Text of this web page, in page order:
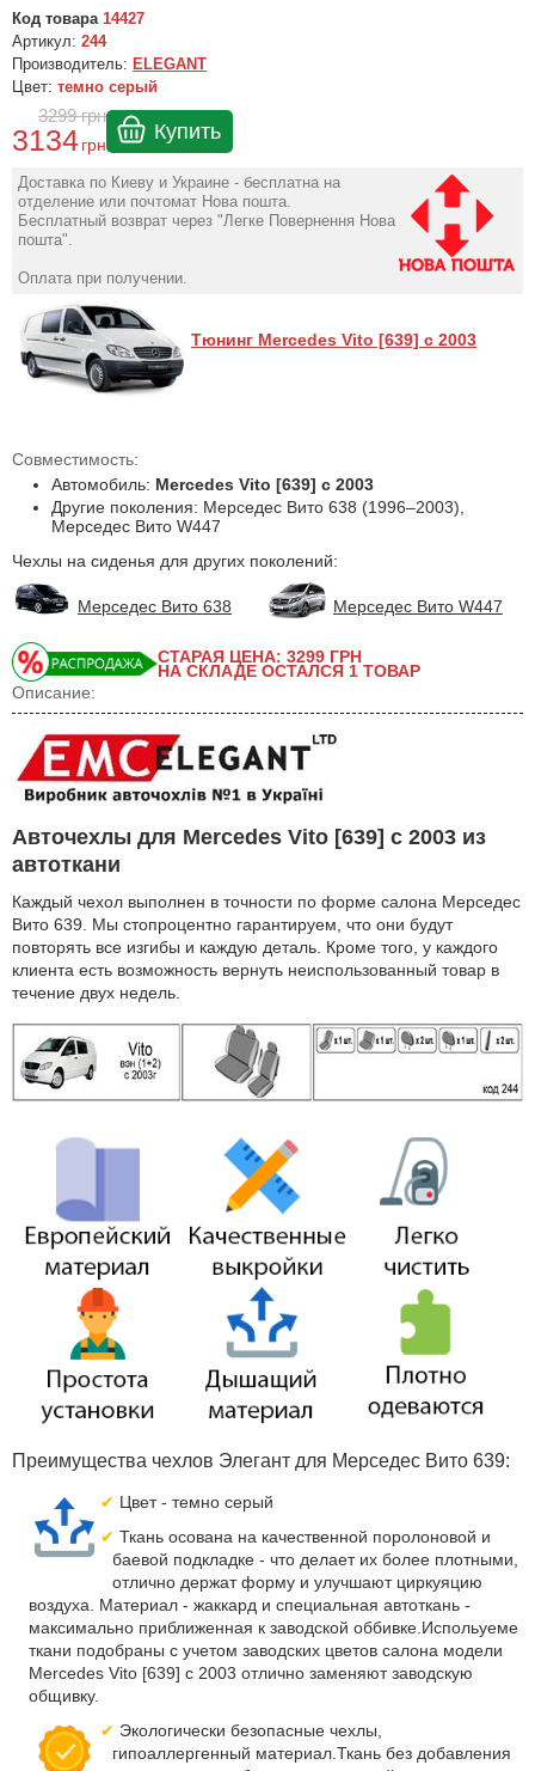
Код товара 14427
Артикул: 244
Производитель: ELEGANT
Цвет: темно серый
3299грн
3134грн
Купить
Доставка по Киеву и Украине - бесплатна на
отделение или почтомат Нова пошта.
Бесплатный возврат через "Легке Повернення Нова
пошта".
Оплата при получении.
Тюнинг Mercedes Vito [639] с 2003
Совместимость:
Автомобиль: Mercedes Vito [639] с 2003
Другие поколения: Мерседес Вито 638 (1996–2003),
Мерседес Вито W447
Чехлы на сиденья для других поколений:
Мерседес Вито 638 Мерседес Вито W447
СТАРАЯ ЦЕНА: 3299 ГРН
НА СКЛАДЕ ОСТАЛСЯ 1 ТОВАР
Описание:
Авточехлы для Mercedes Vito [639] с 2003 из
автоткани
Каждый чехол выполнен в точности по форме салона Мерседес
Вито 639. Мы стопроцентно гарантируем, что они будут
повторять все изгибы и каждую деталь. Кроме того, у каждого
клиента есть возможность вернуть неиспользованный товар в
течение двух недель.
Преимущества чехлов Элегант для Мерседес Вито 639:
Цвет - темно серый
Ткань осована на качественной поролоновой и
баевой подкладке - что делает их более плотными,
отлично держат форму и улучшают циркуяцию
воздуха. Материал - жаккард и специальная автоткань -
максимально приближенная к заводской оббивке.Испольуеме
ткани подобраны с учетом заводских цветов салона модели
Mercedes Vito [639] с 2003 отлично заменяют заводскую
общивку.
Экологически безопасные чехлы,
гипоаллергенный материал.Ткань без добавления